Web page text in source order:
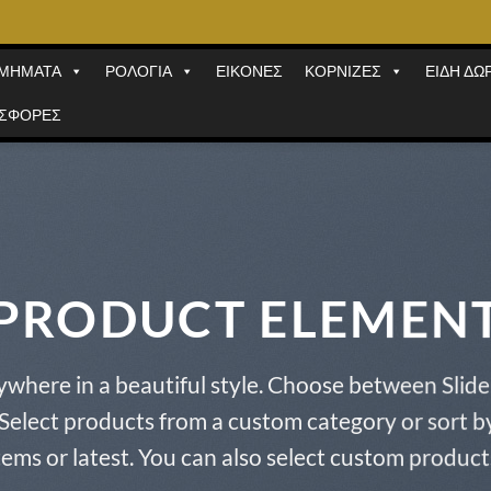
ΡΟΛΟΓΙΑ ΕΙΚΟΝΕΣ ΚΟΡΝΙΖΕΣ ΕΙΔΗ
in a beautiful style. Choose between
products from a custom category or sort
or latest. You can also select custom